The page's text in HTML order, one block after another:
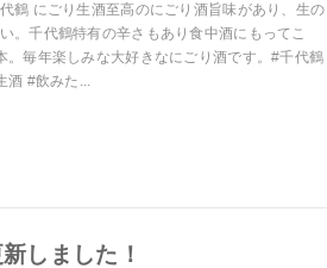
鶴 にごり生酒至高のにごり酒旨味があり、生の
。千代鶴特有の辛さもあり食中酒にもってこ
。毎年楽しみな大好きなにごり酒です。#千代鶴
#飲みた...
しました！